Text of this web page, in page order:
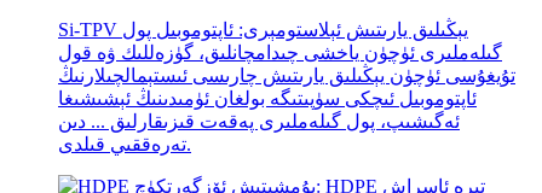
Si-TPV يېڭىلىق يارىتىش ئېلاستومېرى: ئاپتوموبىل پول
گىلەملىرى ئۈچۈن ياخشى چىدامچانلىق، گۈزەللىك ۋە قول
تۇيغۇسى ئۈچۈن يېڭىلىق يارىتىش چارىسى ئىستېمالچىلارنىڭ
ئاپتوموبىل ئىچكى سۈپىتىگە بولغان ئۈمىدىنىڭ ئېشىشىغا
ئەگىشىپ، پول گىلەملىرى پەقەت قىزىقارلىق ... دىن
تەرەققىي قىلدى.